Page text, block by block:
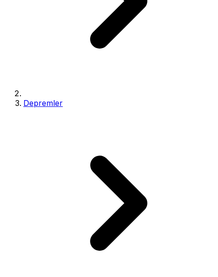
Depremler